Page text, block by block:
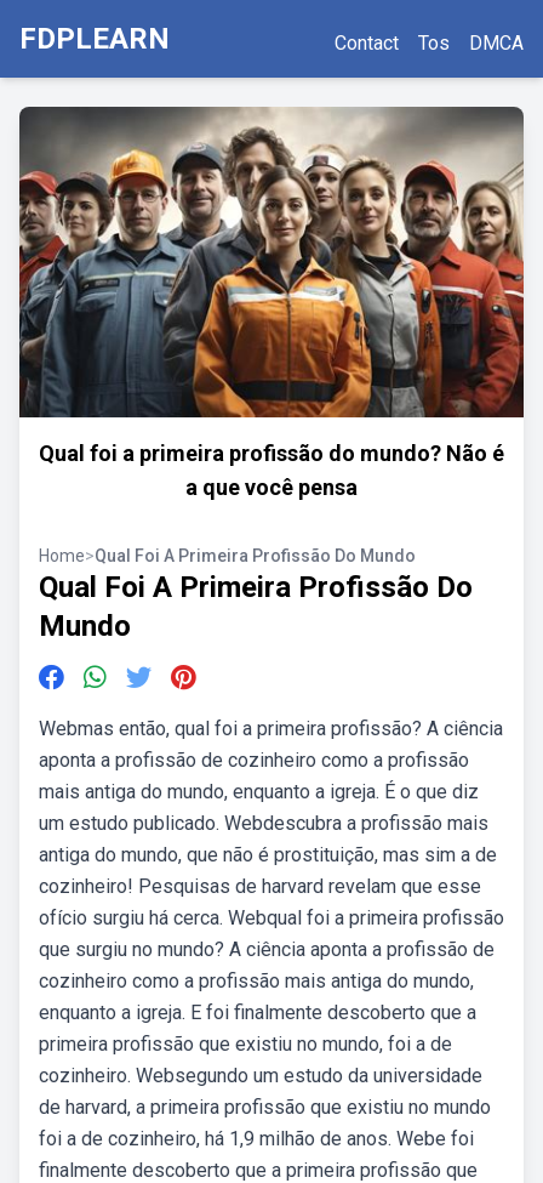
FDPLEARN Contact Tos DMCA
Qual foi a primeira profissão do mundo? Não é
a que você pensa
Home>Qual Foi A Primeira Profissão Do Mundo
Qual Foi A Primeira Profissão Do
Mundo
Webmas então, qual foi a primeira profissão? A ciência
aponta a profissão de cozinheiro como a profissão
mais antiga do mundo, enquanto a igreja. É o que diz
um estudo publicado. Webdescubra a profissão mais
antiga do mundo, que não é prostituição, mas sim a de
cozinheiro! Pesquisas de harvard revelam que esse
ofício surgiu há cerca. Webqual foi a primeira profissão
que surgiu no mundo? A ciência aponta a profissão de
cozinheiro como a profissão mais antiga do mundo,
enquanto a igreja. E foi finalmente descoberto que a
primeira profissão que existiu no mundo, foi a de
cozinheiro. Websegundo um estudo da universidade
de harvard, a primeira profissão que existiu no mundo
foi a de cozinheiro, há 1,9 milhão de anos. Webe foi
finalmente descoberto que a primeira profissão que